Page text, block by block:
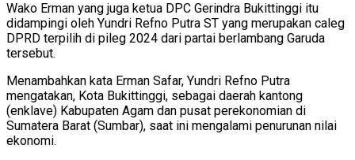
Wako Erman yang juga ketua DPC Gerindra Bukittinggi itu
didampingi oleh Yundri Refno Putra ST yang merupakan caleg
DPRD terpilih di pileg 2024 dari partai berlambang Garuda
tersebut.
Menambahkan kata Erman Safar, Yundri Refno Putra
mengatakan, Kota Bukittinggi, sebagai daerah kantong
(enklave) Kabupaten Agam dan pusat perekonomian di
Sumatera Barat (Sumbar), saat ini mengalami penurunan nilai
ekonomi.